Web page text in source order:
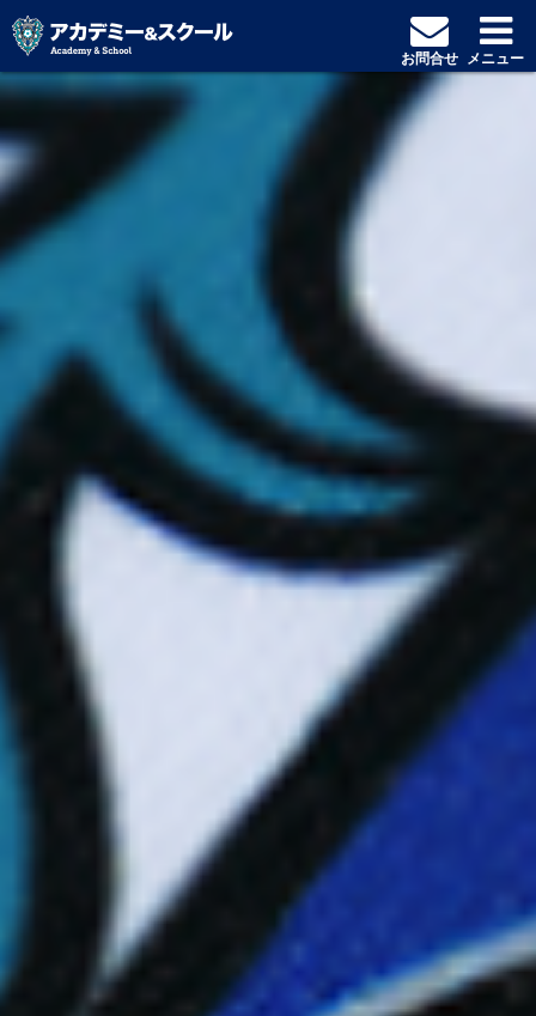
お問合せ メニュー